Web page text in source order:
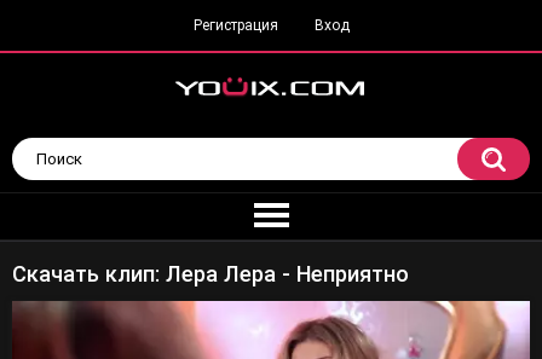
Регистрация Вход
Скачать клип: Лера Лера - Неприятно